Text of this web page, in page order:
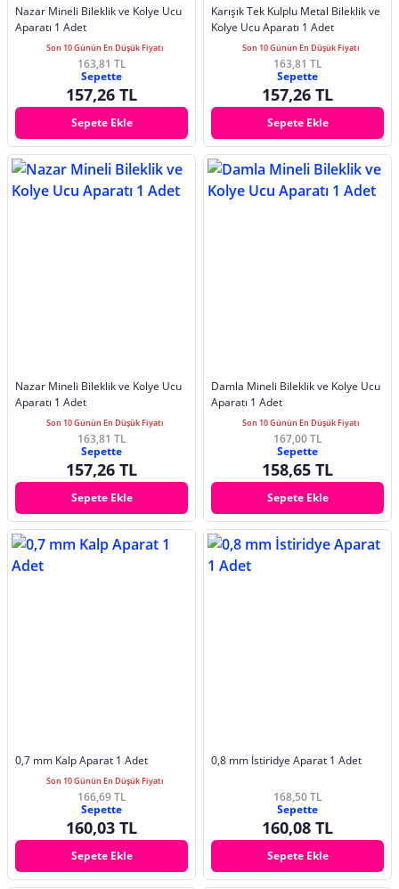
Nazar Mineli Bileklik ve Kolye Ucu
Aparatı 1 Adet
Son 10 Günün En Düşük Fiyatı
163,81 TL
Sepette
157,26 TL
Sepete Ekle
Karışık Tek Kulplu Metal Bileklik ve
Kolye Ucu Aparatı 1 Adet
Son 10 Günün En Düşük Fiyatı
163,81 TL
Sepette
157,26 TL
Sepete Ekle
Nazar Mineli Bileklik ve Kolye Ucu
Aparatı 1 Adet
Son 10 Günün En Düşük Fiyatı
163,81 TL
Sepette
157,26 TL
Sepete Ekle
Damla Mineli Bileklik ve Kolye Ucu
Aparatı 1 Adet
Son 10 Günün En Düşük Fiyatı
167,00 TL
Sepette
158,65 TL
Sepete Ekle
0,7 mm Kalp Aparat 1 Adet
Son 10 Günün En Düşük Fiyatı
166,69 TL
Sepette
160,03 TL
Sepete Ekle
0,8 mm İstiridye Aparat 1 Adet
168,50 TL
Sepette
160,08 TL
Sepete Ekle